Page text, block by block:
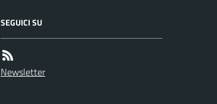
SEGUICI SU
Newsletter